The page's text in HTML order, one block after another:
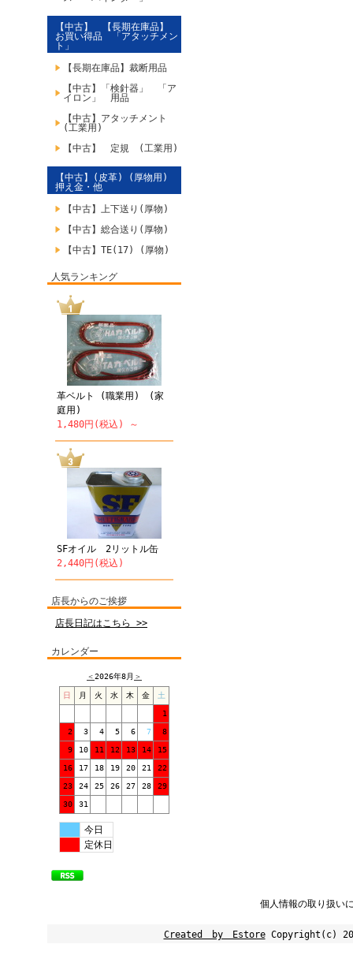
【中古】 【長期在庫品】
お買い得品 「アタッチメン
ト」
【長期在庫品】裁断用品
【中古】「検針器」 「ア
イロン」 用品
【中古】アタッチメント
(工業用)
【中古】 定規 (工業用)
【中古】(皮革) (厚物用)
押え金・他
【中古】上下送り(厚物)
【中古】総合送り(厚物)
【中古】TE(17) (厚物)
人気ランキング
革ベルト (職業用) (家
庭用)
1,480円(税込) ～
SFオイル 2リットル缶
2,440円(税込)
店長からのご挨拶
店長日記はこちら >>
カレンダー
＜2026年8月 ＞
日 月 火 水 木 金 土
1
2 3 4 5 6 7 8
9 10 11 12 13 14 15
16 17 18 19 20 21 22
23 24 25 26 27 28 29
30 31
今日
定休日
個人情報の取り扱い
Created by EstoreCopyright(c)